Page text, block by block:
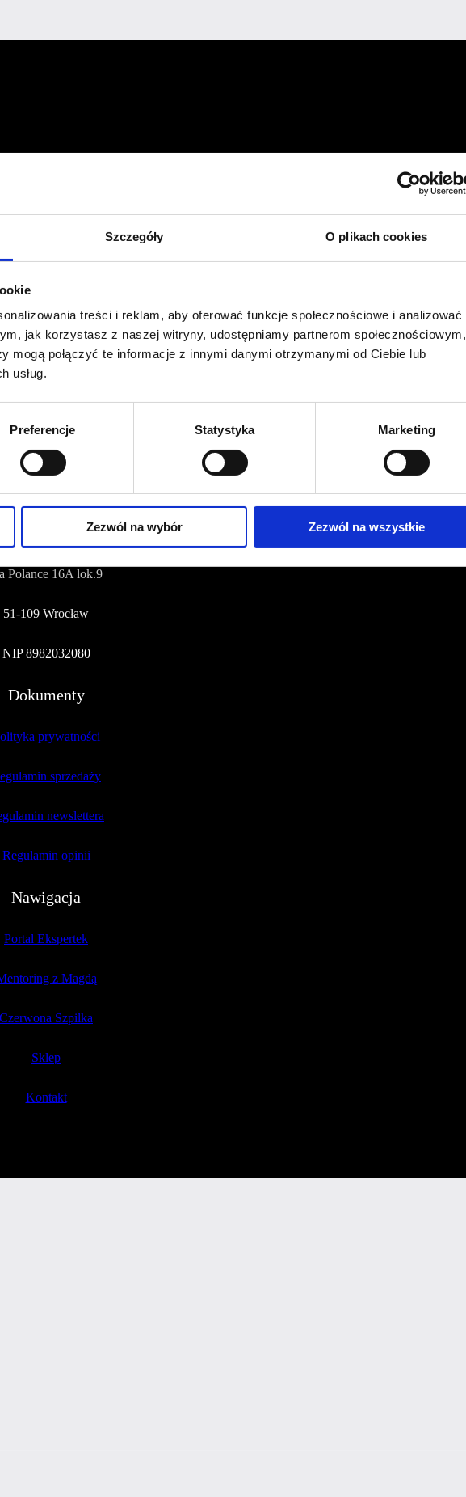
Szczegóły O plikach cookies
treści i reklam, aby oferować funkcje społecznościowe i analizować
jak korzystasz z naszej witryny, udostępniamy partnerom społecznościowym,
mogą połączyć te informacje z innymi danymi otrzymanymi od Ciebie lub
usług.
Preferencje Statystyka Marketing
Zezwól na wybór Zezwól na wszystkie
Kontakt
KONTA DO WPŁAT:
0000 0001 0191 1368
Adres
SZPILKA
Polance 16A lok.9
51-109 Wrocław
NIP 8982032080
Dokumenty
prywatności
sprzedaży
newslettera
Regulamin opinii
Nawigacja
Portal Ekspertek
z Magdą
Czerwona Szpilka
Sklep
Kontakt